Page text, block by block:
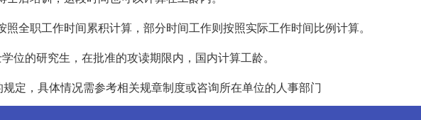
全职工作时间累积计算，部分时间工作则按照实际工作时间比例计算。
位的研究生，在批准的攻读期限内，国内计算工龄。
定，具体情况需参考相关规章制度或咨询所在单位的人事部门